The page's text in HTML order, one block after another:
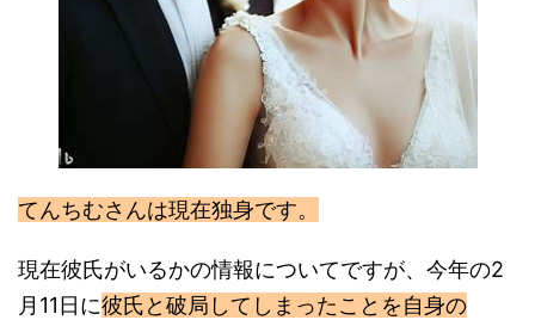
てんちむさんは現在独身です。
現在彼氏がいるかの情報についてですが、今年の2
月11日に彼氏と破局してしまったことを自身の